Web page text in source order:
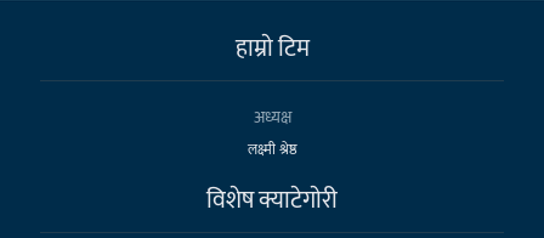
हाम्राे टिम
अध्यक्ष
लक्ष्मी श्रेष्ठ
विशेष क्याटेगाेरी